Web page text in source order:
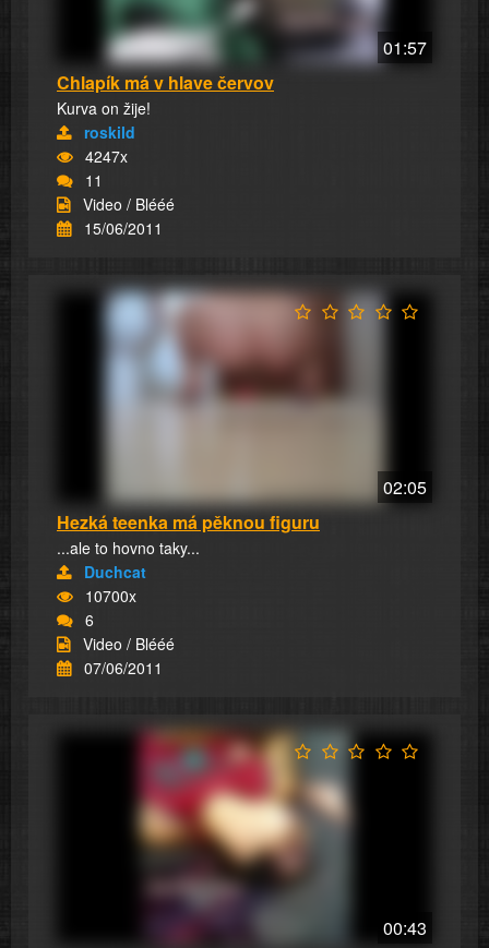
01:57
Chlapík má v hlave červov
Kurva on žije!
roskild
4247x
11
Video / Blééé
15/06/2011
02:05
Hezká teenka má pěknou figuru
...ale to hovno taky...
Duchcat
10700x
6
Video / Blééé
07/06/2011
00:43